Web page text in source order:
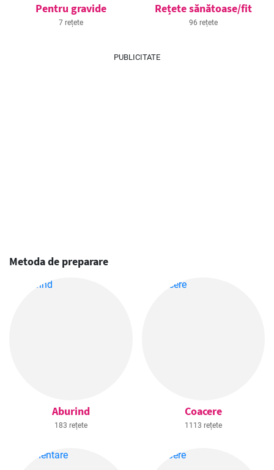
Pentru gravide
7 rețete
Rețete sănătoase/fit
96 rețete
PUBLICITATE
Metoda de preparare
Aburind
183 rețete
Coacere
1113 rețete